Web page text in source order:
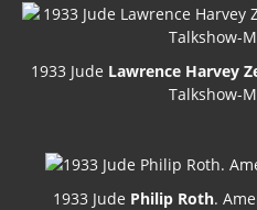
1933 Jude Lawrence Harvey
Talkshow-
1933 Jude Philip Roth.